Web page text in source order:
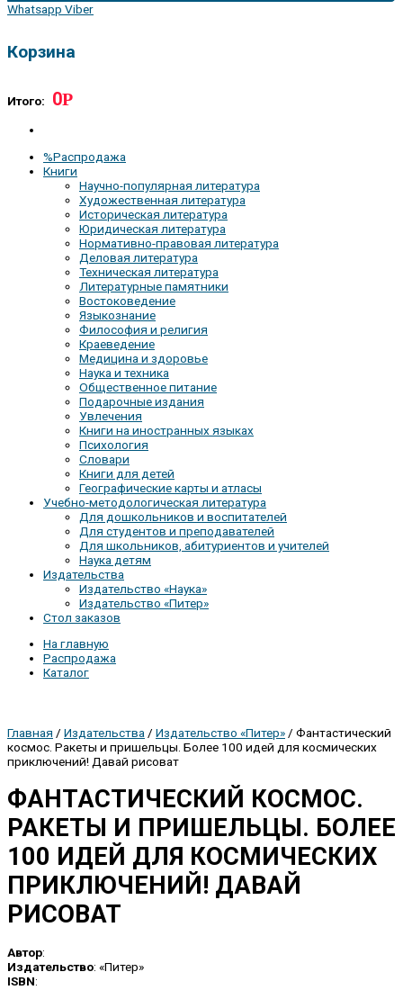
Whatsapp Viber
Корзина
Итого: 0Р
%Распродажа
Книги
Научно-популярная литература
Художественная литература
Историческая литература
Юридическая литература
Нормативно-правовая литература
Деловая литература
Техническая литература
Литературные памятники
Востоковедение
Языкознание
Философия и религия
Краеведение
Медицина и здоровье
Наука и техника
Общественное питание
Подарочные издания
Увлечения
Книги на иностранных языках
Психология
Словари
Книги для детей
Географические карты и атласы
Учебно-методологическая литература
Для дошкольников и воспитателей
Для студентов и преподавателей
Для школьников, абитуриентов и учителей
Наука детям
Издательства
Издательство «Наука»
Издательство «Питер»
Стол заказов
На главную
Распродажа
Каталог
Главная / Издательства / Издательство «Питер» / Фантастический
космос. Ракеты и пришельцы. Более 100 идей для космических
приключений! Давай рисоват
ФАНТАСТИЧЕСКИЙ КОСМОС.
РАКЕТЫ И ПРИШЕЛЬЦЫ. БОЛЕЕ
100 ИДЕЙ ДЛЯ КОСМИЧЕСКИХ
ПРИКЛЮЧЕНИЙ! ДАВАЙ
РИСОВАТ
Автор:
Издательство: «Питер»
ISBN: